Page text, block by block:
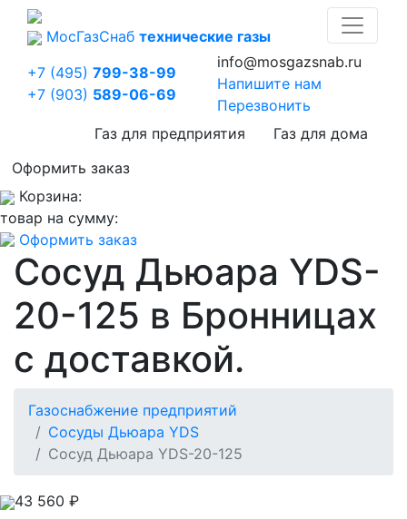
МосГазСнаб технические газы
+7 (495) 799-38-99
+7 (903) 589-06-69
info@mosgazsnab.ru
Напишите нам
Перезвонить
Газ для предприятия
Газ для дома
Оформить заказ
Корзина:
товар на сумму:
Оформить заказ
Сосуд Дьюара YDS-
20-125 в Бронницах
с доставкой.
Газоснабжение предприятий
Сосуды Дьюара YDS
Сосуд Дьюара YDS-20-125
43 560 ₽